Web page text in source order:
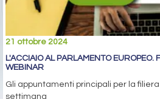
21 ottobre 2024
L'ACCIAIO AL PARLAMENTO EUROPEO.
WEBINAR
Gli appuntamenti principali per la
settimana